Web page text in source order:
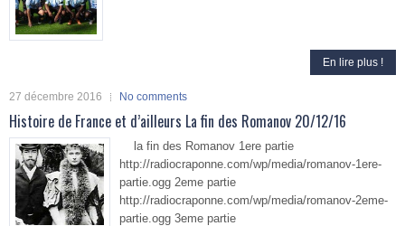
En lire plus !
27 décembre 2016 No comments
Histoire de France et d’ailleurs La fin des Romanov 20/12/16
la fin des Romanov 1ere partie
http://radiocraponne.com/wp/media/romanov-1ere-
partie.ogg 2eme partie
http://radiocraponne.com/wp/media/romanov-2eme-
partie.ogg 3eme partie